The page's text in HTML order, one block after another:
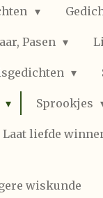
Pasen
Sprookjes
Laat liefde
wiskunde